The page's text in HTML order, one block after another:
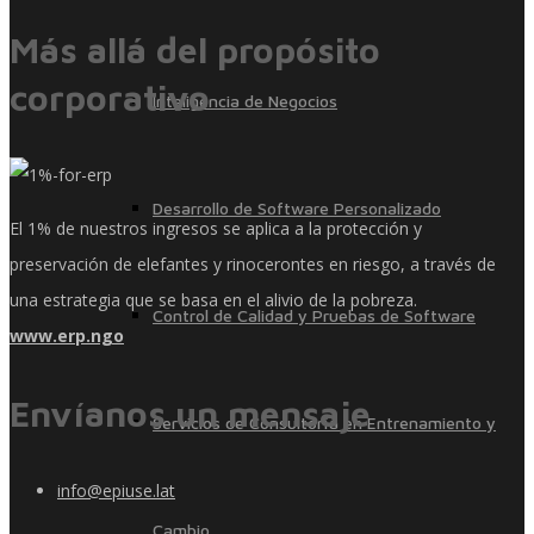
Inteligencia de Negocios
Desarrollo de Software Personalizado
Control de Calidad y Pruebas de Software
Servicios de Consultoría en Entrenamiento y
Cambio
Más allá del propósito
corporativo
El 1% de nuestros ingresos se aplica a la protección y
preservación de elefantes y rinocerontes en riesgo, a través de
una estrategia que se basa en el alivio de la pobreza.
www.erp.ngo
Envíanos un mensaje
info@epiuse.lat